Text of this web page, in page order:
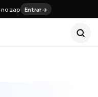
no zap Entrar →